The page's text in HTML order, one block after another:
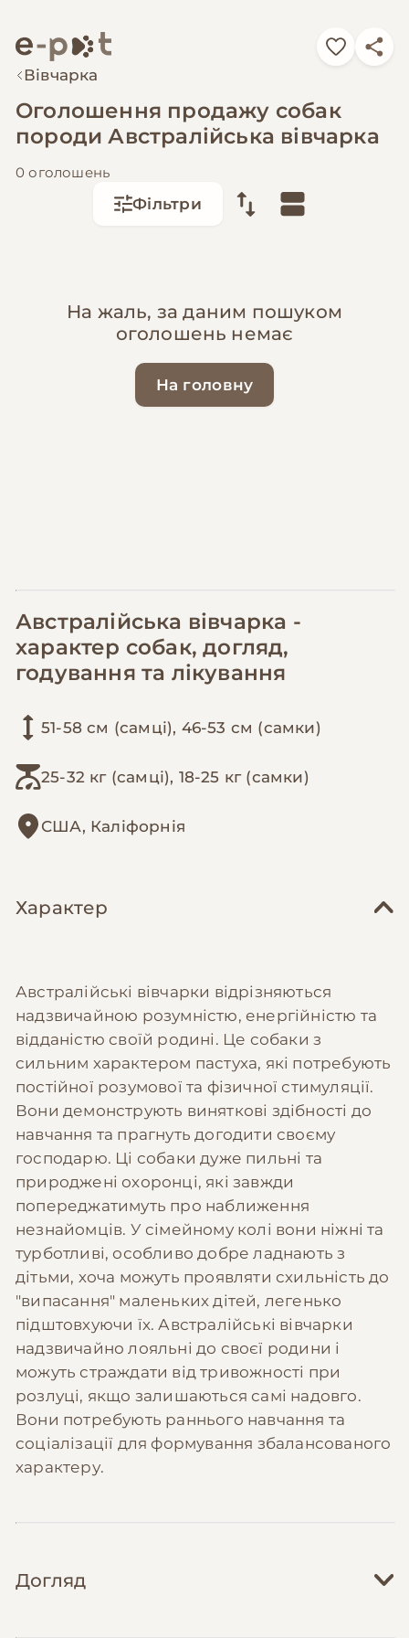
Вівчарка
Оголошення продажу собак
породи Австралійська вівчарка
0 оголошень
Фільтри
На жаль, за даним пошуком
оголошень немає
На головну
Австралійська вівчарка -
характер собак, догляд,
годування та лікування
51-58 см (самці), 46-53 см (самки)
25-32 кг (самці), 18-25 кг (самки)
США, Каліфорнія
Характер
Австралійські вівчарки відрізняються
надзвичайною розумністю, енергійністю та
відданістю своїй родині. Це собаки з
сильним характером пастуха, які потребують
постійної розумової та фізичної стимуляції.
Вони демонструють виняткові здібності до
навчання та прагнуть догодити своєму
господарю. Ці собаки дуже пильні та
природжені охоронці, які завжди
попереджатимуть про наближення
незнайомців. У сімейному колі вони ніжні та
турботливі, особливо добре ладнають з
дітьми, хоча можуть проявляти схильність до
"випасання" маленьких дітей, легенько
підштовхуючи їх. Австралійські вівчарки
надзвичайно лояльні до своєї родини і
можуть страждати від тривожності при
розлуці, якщо залишаються самі надовго.
Вони потребують раннього навчання та
соціалізації для формування збалансованого
характеру.
Догляд